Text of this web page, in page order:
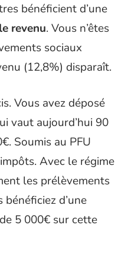
bénéficient d’une
revenu. Vous n’êtes
sociaux
(12,8%) disparaît.
Vous avez déposé
vaut aujourd’hui 90
Soumis au PFU
Avec le régime
les prélèvements
d’une
5 000€ sur cette